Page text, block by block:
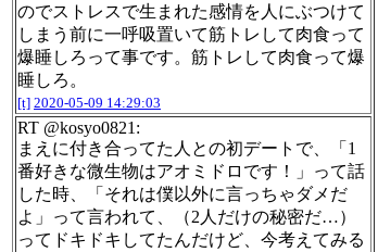
のでストレスで生まれた感情を人にぶつけて
しまう前に一呼吸置いて筋トレして肉食って
爆睡しろって事です。筋トレして肉食って爆
睡しろ。
[t] 2020-05-09 14:29:03
RT @kosyo0821:
まえに付き合ってた人との初デートで、「1
番好きな微生物はアオミドロです！」って話
した時、「それは僕以外に言っちゃダメだ
よ」って言われて、（2人だけの秘密だ…）
ってドキドキしてたんだけど、今考えてみる